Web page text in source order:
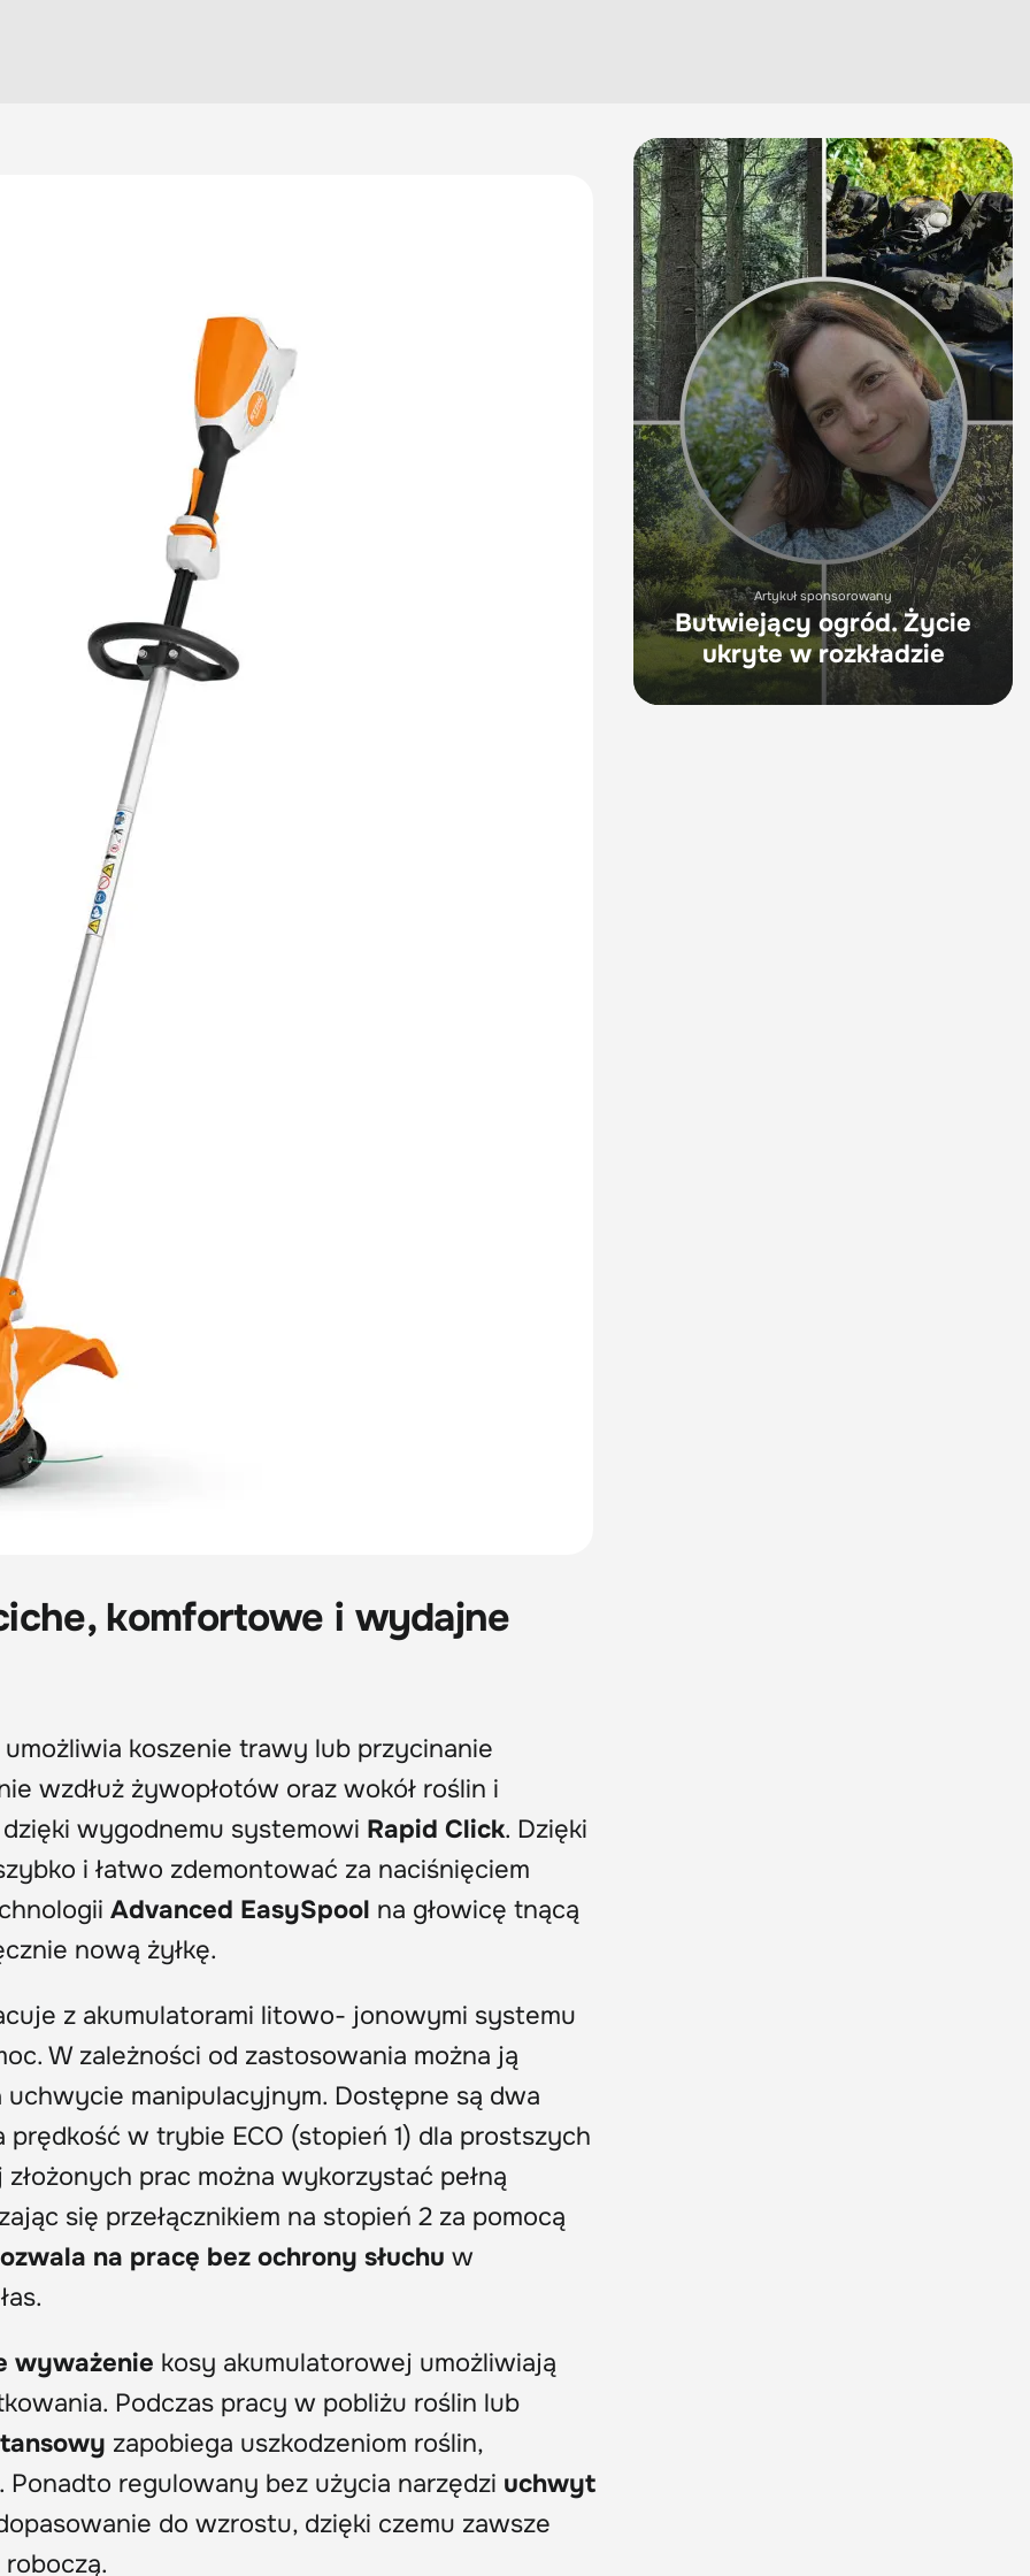
komfortowe i wydajne
umożliwia koszenie trawy lub przycinanie
wzdłuż żywopłotów oraz wokół roślin i
wygodnemu systemowi Rapid Click. Dzięki
i łatwo zdemontować za naciśnięciem
Advanced EasySpool na głowicę tnącą
nową żyłkę.
z akumulatorami litowo- jonowymi systemu
W zależności od zastosowania można ją
manipulacyjnym. Dostępne są dwa
w trybie ECO (stopień 1) dla prostszych
prac można wykorzystać pełną
się przełącznikiem na stopień 2 za pomocą
na pracę bez ochrony słuchu w
wyważenie kosy akumulatorowej umożliwiają
Podczas pracy w pobliżu roślin lub
zapobiega uszkodzeniom roślin,
regulowany bez użycia narzędzi uchwyt
do wzrostu, dzięki czemu zawsze
Artykuł sponsorowany
Butwiejący ogród. Życie
ukryte w rozkładzie